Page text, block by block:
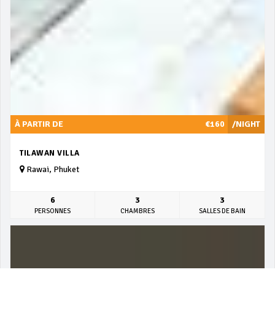
/NIGHT
À PARTIR DE €160
TILAWAN VILLA
Rawai, Phuket
6
PERSONNES
3
CHAMBRES
3
SALLES DE BAIN